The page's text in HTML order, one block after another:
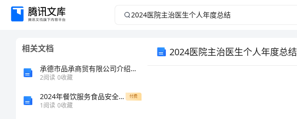
2024
相关文档
承德市品承商贸有限公司介绍企业发展分析报告
2阅读 0收藏
2024年餐饮服务食品安全管理人员业务能力提升试题D卷 含答案 付费
1阅读 0收藏
2024医院主治医生个人年度总结